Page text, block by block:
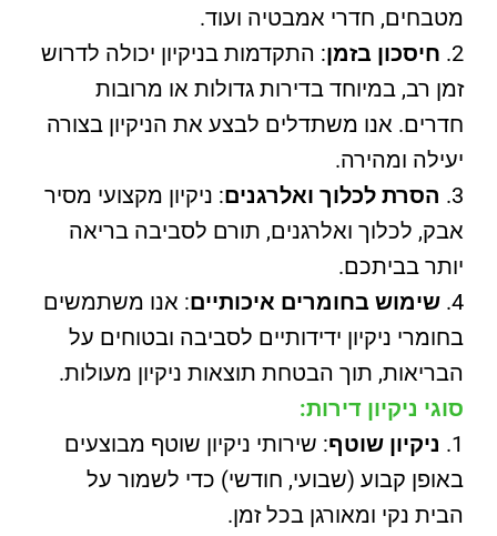
מטבחים, חדרי אמבטיה ועוד.
חיסכון בזמן: התקדמות בניקיון יכולה לדרוש
זמן רב, במיוחד בדירות גדולות או מרובות
חדרים. אנו משתדלים לבצע את הניקיון בצורה
יעילה ומהירה.
הסרת לכלוך ואלרגנים: ניקיון מקצועי מסיר
אבק, לכלוך ואלרגנים, תורם לסביבה בריאה
יותר בביתכם.
שימוש בחומרים איכותיים: אנו משתמשים
בחומרי ניקיון ידידותיים לסביבה ובטוחים על
הבריאות, תוך הבטחת תוצאות ניקיון מעולות.
סוגי ניקיון דירות:
ניקיון שוטף: שירותי ניקיון שוטף מבוצעים
באופן קבוע (שבועי, חודשי) כדי לשמור על
הבית נקי ומאורגן בכל זמן.